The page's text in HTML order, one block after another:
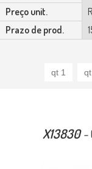
Preço unit.
Prazo de prod.
X13830-